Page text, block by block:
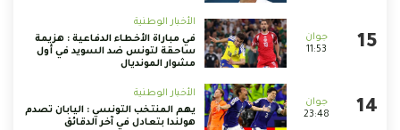
11:53
الأخبار الوطنية
في مباراة الأخطاء الدفاعية : هزيمة
ساحقة لتونس ضد السويد في أول
مشوار المونديال
23:48
الأخبار الوطنية
يهم المنتخب التونسي : اليابان تصدم
هولندا بتعادل في آخر الدقائق